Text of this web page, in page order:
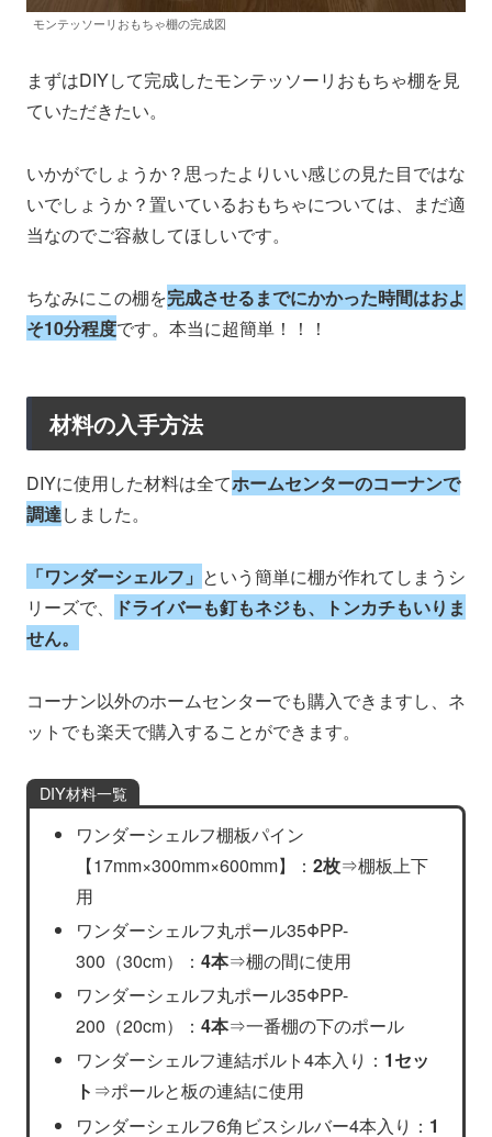
モンテッソーリおもちゃ棚の完成図
まずはDIYして完成したモンテッソーリおもちゃ棚を見
ていただきたい。
いかがでしょうか？思ったよりいい感じの見た目ではな
いでしょうか？置いているおもちゃについては、まだ適
当なのでご容赦してほしいです。
ちなみにこの棚を完成させるまでにかかった時間はおよ
そ10分程度です。本当に超簡単！！！
材料の入手方法
DIYに使用した材料は全てホームセンターのコーナンで
調達しました。
「ワンダーシェルフ」 という簡単に棚が作れてしまうシ
リーズで、
ドライバーも釘もネジも、トンカチもいりま
せん。
コーナン以外のホームセンターでも購入できますし、ネ
ットでも楽天で購入することができます。
DIY材料一覧
ワンダーシェルフ棚板パイン
【17mm×300mm×600mm】： 2枚⇒棚板上下
用
ワンダーシェルフ丸ポール35ΦPP-
300（30cm）： 4本⇒棚の間に使用
ワンダーシェルフ丸ポール35ΦPP-
200（20cm）： 4本⇒一番棚の下のポール
ワンダーシェルフ連結ボルト4本入り： 1セッ
ト ⇒ポールと板の連結に使用
ワンダーシェルフ6角ビスシルバー4本入り： 1